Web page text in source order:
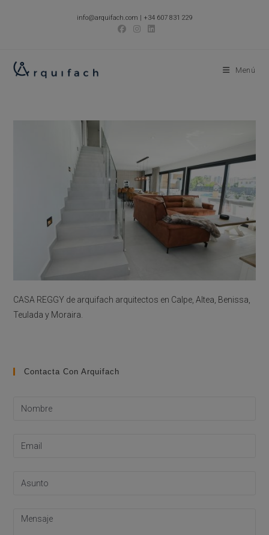
info@arquifach.com | +34 607 831 229
Menú
CASA REGGY de arquifach arquitectos en Calpe, Altea, Benissa,
Teulada y Moraira.
Contacta Con Arquifach